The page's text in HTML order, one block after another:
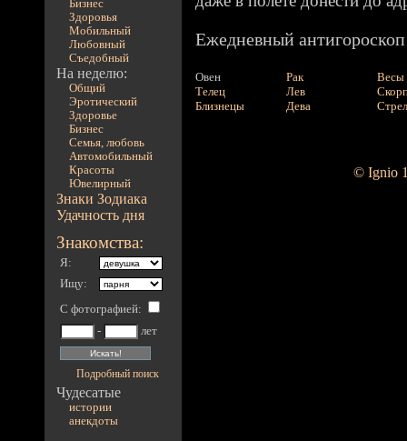
Бизнес
Здоровья
Мобильный
Любовный
Съедобный
На неделю:
Общий
Эротический
Здоровье
Бизнес
Семья, любовь
Автомобильный
Красоты
Ювелирный
Знаки Зодиака
Удачность дня
Знакомства:
Я:
Ищу:
С фотографией:
-
лет
Подробный поиск
Чудесатые
истории
анекдоты
Ежедневный антигороскоп
Овен
Телец
Близнецы
Рак
Лев
Дева
Весы
© Ignio